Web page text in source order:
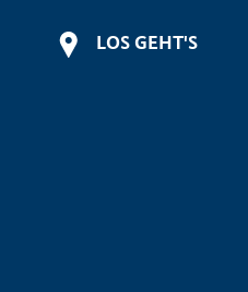
LOS GEHT'S